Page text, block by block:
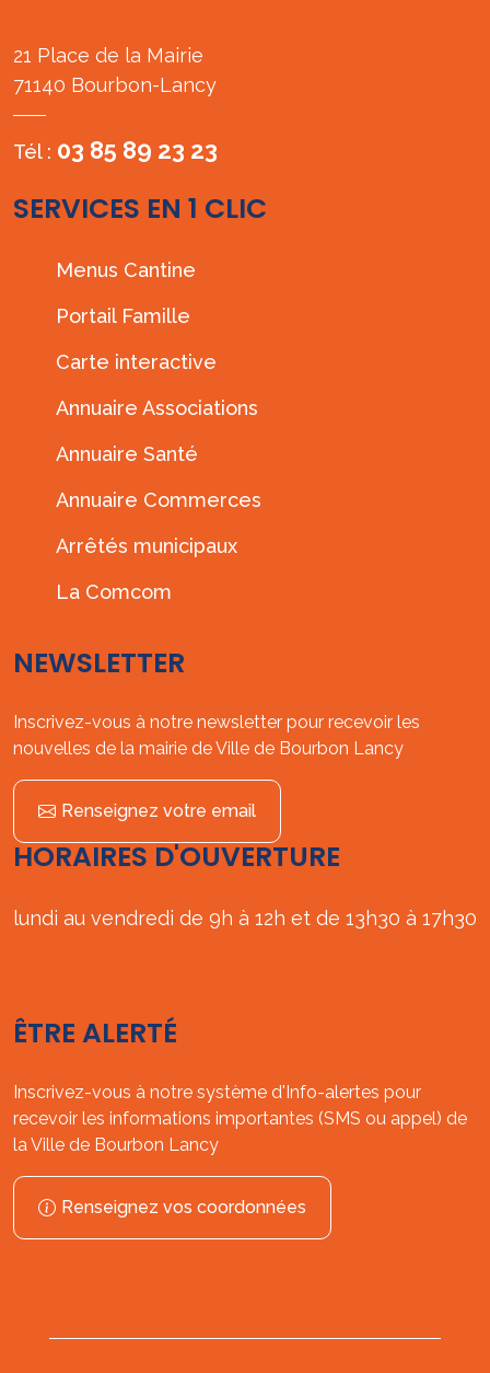
21 Place de la Mairie
71140 Bourbon-Lancy
Tél : 03 85 89 23 23
SERVICES EN 1 CLIC
Menus Cantine
Portail Famille
Carte interactive
Annuaire Associations
Annuaire Santé
Annuaire Commerces
Arrêtés municipaux
La Comcom
NEWSLETTER
Inscrivez-vous à notre newsletter pour recevoir les
nouvelles de la mairie de Ville de Bourbon Lancy
Renseignez votre email
HORAIRES D'OUVERTURE
lundi au vendredi de 9h à 12h et de 13h30 à 17h30
ÊTRE ALERTÉ
Inscrivez-vous à notre système d'Info-alertes pour
recevoir les informations importantes (SMS ou appel) de
la Ville de Bourbon Lancy
Renseignez vos coordonnées